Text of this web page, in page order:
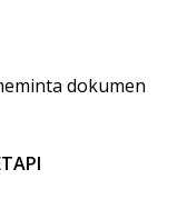
dokumen